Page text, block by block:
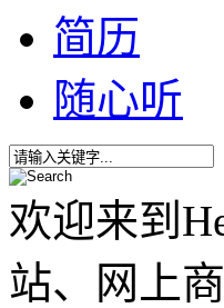
简历
随心听
欢迎来到
站、网上